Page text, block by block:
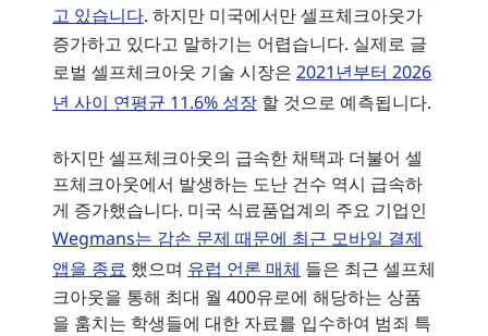
고 있습니다. 하지만 미국에서만 셀프체크아웃가
증가하고 있다고 말하기는 어렵습니다. 실제로 글
로벌 셀프체크아웃 기술 시장은 2021년부터 2026
년 사이 연평균 11.6% 성장 할 것으로 예측됩니다.
하지만 셀프체크아웃의 급속한 채택과 더불어 셀
프체크아웃에서 발생하는 도난 건수 역시 급속하
게 증가했습니다. 미국 식료품업계의 주요 기업인
Wegmans는 감손 문제 때문에 최근 모바일 결제
앱을 종료 했으며 유럽 언론 매체 들은 최근 셀프체
크아웃을 통해 최대 월 400유로에 해당하는 상품
을 훔치는 학생들에 대한 자료를 입수하여 범죄 특